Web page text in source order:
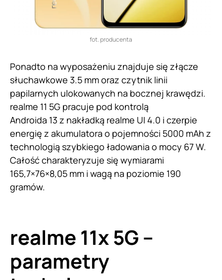
fot. producenta
Ponadto na wyposażeniu znajduje się złącze
słuchawkowe 3.5 mm oraz czytnik linii
papilarnych ulokowanych na bocznej krawędzi.
realme 11 5G pracuje pod kontrolą
Androida 13 z nakładką realme UI 4.0 i czerpie
energię z akumulatora o pojemności 5000 mAh z
technologią szybkiego ładowania o mocy 67 W.
Całość charakteryzuje się wymiarami
165,7×76×8,05 mm i wagą na poziomie 190
gramów.
realme 11x 5G –
parametry